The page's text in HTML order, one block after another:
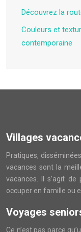
Découvrez la
Couleurs et
contemporaine
Villages
Pratiques,
vacances sont la
vacances. Il s’agit de
occuper en famille ou
Voyages
Ce n’est pas parce